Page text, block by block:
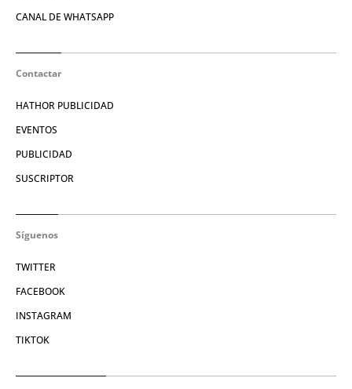
CANAL DE WHATSAPP
Contactar
HATHOR PUBLICIDAD
EVENTOS
PUBLICIDAD
SUSCRIPTOR
Síguenos
TWITTER
FACEBOOK
INSTAGRAM
TIKTOK